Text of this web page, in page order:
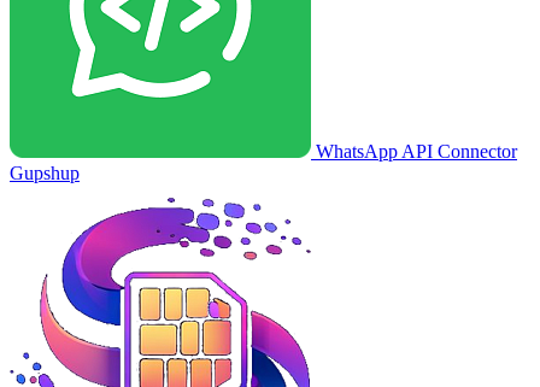
WhatsApp API Connector
Gupshup